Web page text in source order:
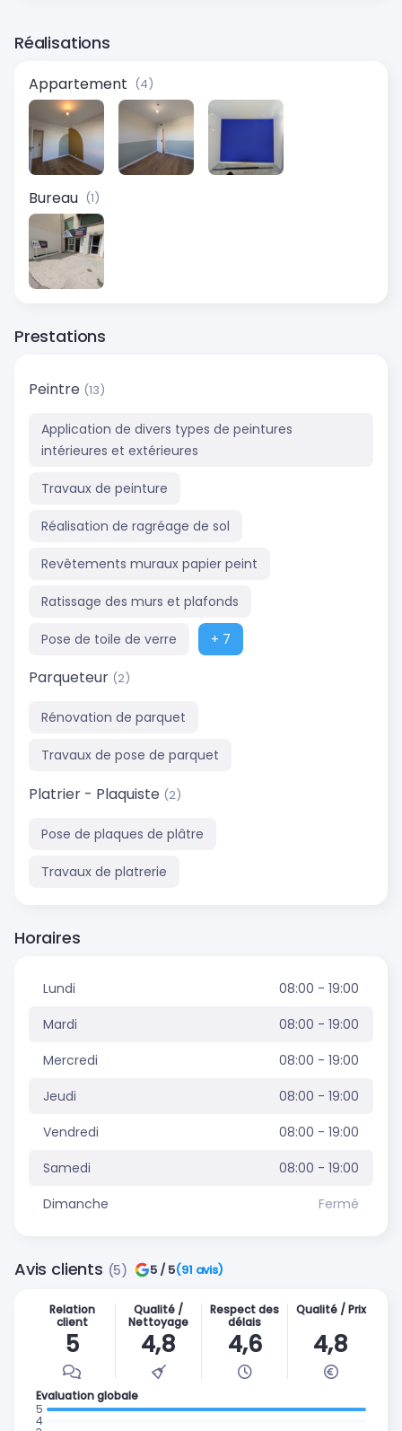
Réalisations
Appartement (4)
Bureau (1)
Prestations
Peintre (13)
Application de divers types de peintures
intérieures et extérieures
Travaux de peinture
Réalisation de ragréage de sol
Revêtements muraux papier peint
Ratissage des murs et plafonds
Pose de toile de verre + 7
Parqueteur (2)
Rénovation de parquet
Travaux de pose de parquet
Platrier - Plaquiste (2)
Pose de plaques de plâtre
Travaux de platrerie
Horaires
Lundi
08:00 - 19:00
Mardi
08:00 - 19:00
Mercredi
08:00 - 19:00
Jeudi
08:00 - 19:00
Vendredi
08:00 - 19:00
Samedi
08:00 - 19:00
Dimanche
Fermé
Avis clients (5) 5 / 5(91 avis)
Evaluation globale
Relation
client
5
Qualité /
Nettoyage
4,8
Respect des
délais
4,6
Qualité / Prix
4,8